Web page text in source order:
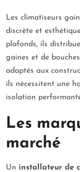
Les climatiseurs
discrète et
plafonds, ils
gaines et de
adaptés aux
ils nécessitent une
isolation
Les
marché
Un installateur de